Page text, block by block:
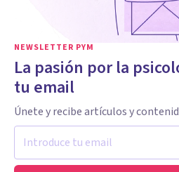
NEWSLETTER PYM
La pasión por la
tu email
Únete y recibe artículos y